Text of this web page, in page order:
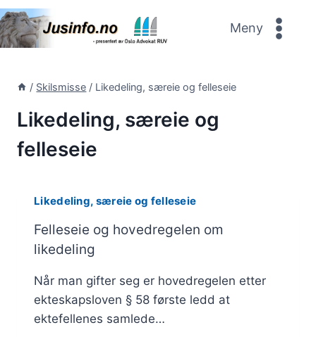
Skip
to
content
Meny
/ Skilsmisse / Likedeling, særeie og felleseie
Likedeling, særeie og
felleseie
Likedeling, særeie og felleseie
Felleseie og hovedregelen om
likedeling
Når man gifter seg er hovedregelen etter
ekteskapsloven § 58 første ledd at
ektefellenes samlede…